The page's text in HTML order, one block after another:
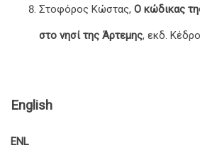
Στοφόρος Κώστας, Ο κώδικας
στο νησί της Άρτεμης, εκδ.
English
ENL